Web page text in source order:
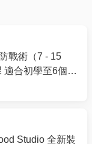
付形式送至病人
戰術（7 - 15
適合初學至6個月
減高達$100】
Studio 全新裝